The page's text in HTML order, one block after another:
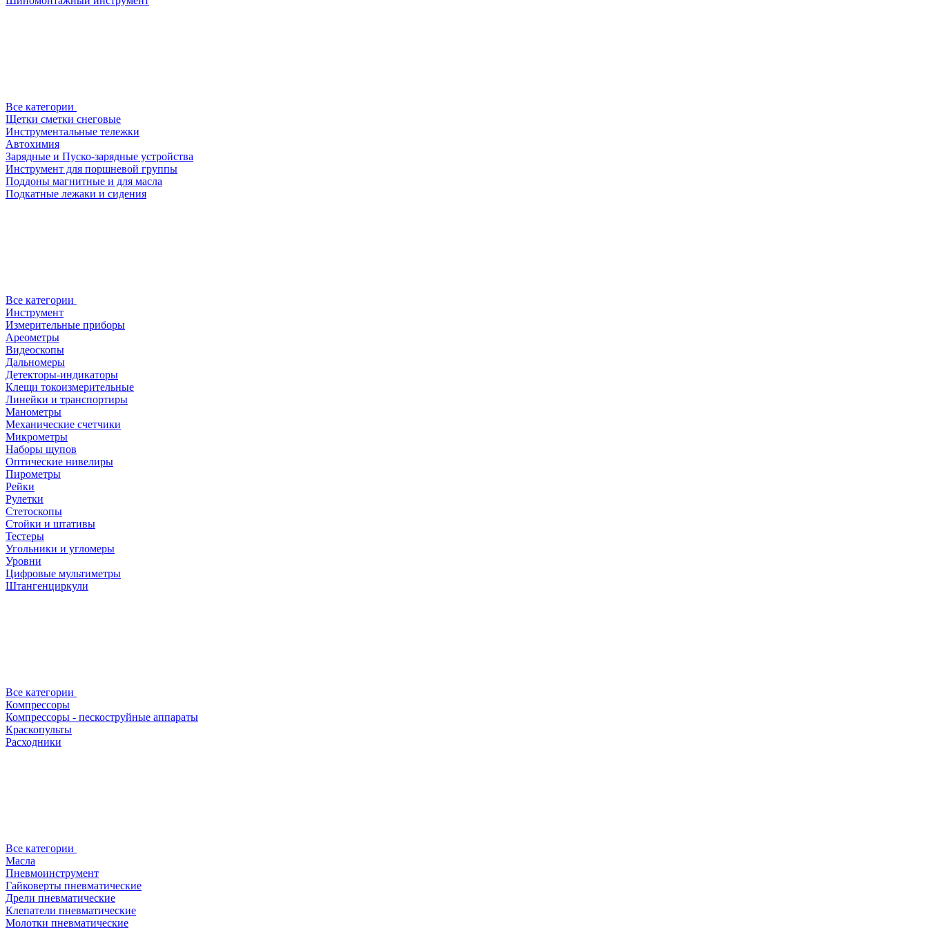
Все категории
Щетки сметки снеговые
Инструментальные тележки
Автохимия
Зарядные и Пуско-зарядные устройства
Инструмент для поршневой группы
Поддоны магнитные и для масла
Подкатные лежаки и сидения
Все категории
Инструмент
Измерительные приборы
Ареометры
Видеоскопы
Дальномеры
Детекторы-индикаторы
Клещи токоизмерительные
Линейки и транспортиры
Манометры
Механические счетчики
Микрометры
Наборы щупов
Оптические нивелиры
Пирометры
Рейки
Рулетки
Стетоскопы
Стойки и штативы
Тестеры
Угольники и угломеры
Уровни
Цифровые мультиметры
Штангенциркули
Все категории
Компрессоры
Компрессоры - пескоструйные аппараты
Краскопульты
Расходники
Все категории
Масла
Пневмоинструмент
Гайковерты пневматические
Дрели пневматические
Клепатели пневматические
Молотки пневматические